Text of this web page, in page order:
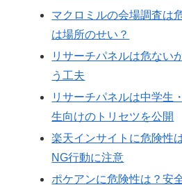
マクロミルの会場調査は
は場所のせい？
リサーチパネルは危ない
う工夫
リサーチパネルは中学生
生向けのトリセツを公開
楽天インサイトに危険性
NG行動に注意
ポケアンに危険性は？安